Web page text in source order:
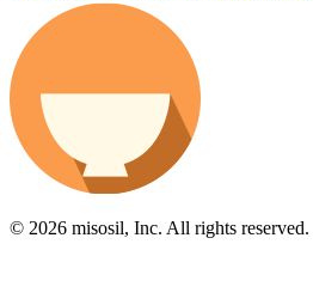
© 2026 misosil, Inc. All rights reserved.